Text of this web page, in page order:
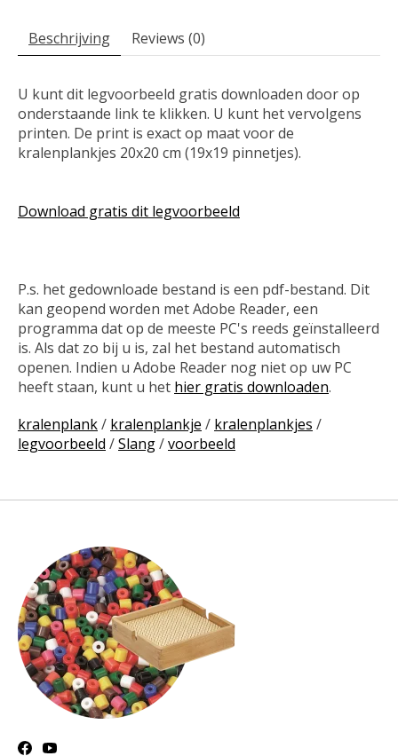
Beschrijving Reviews (0)
U kunt dit legvoorbeeld gratis downloaden door op
onderstaande link te klikken. U kunt het vervolgens
printen. De print is exact op maat voor de
kralenplankjes 20x20 cm (19x19 pinnetjes).
Download gratis dit legvoorbeeld
P.s. het gedownloade bestand is een pdf-bestand. Dit
kan geopend worden met Adobe Reader, een
programma dat op de meeste PC's reeds geïnstalleerd
is. Als dat zo bij u is, zal het bestand automatisch
openen. Indien u Adobe Reader nog niet op uw PC
heeft staan, kunt u het hier gratis downloaden.
kralenplank/ kralenplankje / kralenplankjes /
legvoorbeeld /Slang/voorbeeld